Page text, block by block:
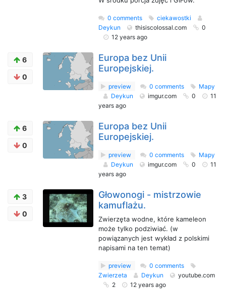
0 comments
ciekawostki
Deykun
thisiscolossal.com
0
12 years ago
6
0
Europa bez Unii
Europejskiej.
preview 0 comments
Mapy
Deykun
imgur.com 0
11
years ago
6
0
Europa bez Unii
Europejskiej.
preview 0 comments
Mapy
Deykun
imgur.com 0
11
years ago
3
0
Głowonogi - mistrzowie
kamuflażu.
Zwierzęta wodne, które kameleon
może tylko podziwiać. (w
powiązanych jest wykład z polskimi
napisami na ten temat)
preview
0 comments
Zwierzeta
Deykun
youtube.com
2
12 years ago